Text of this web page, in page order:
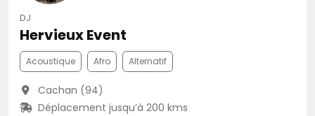
DJ
Hervieux Event
Acoustique Afro Alternatif
Cachan (94)
Déplacement jusqu’à 200 kms